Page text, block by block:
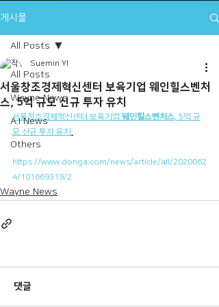
게시물
All Posts
Wayne News
A.I News
Others
All Posts
서울창조경제혁신센터 보육기업 웨인힐스벤처
스, 5억 규모 신규 투자 유치
Suemin YI
서울창조경제혁신센터 보육기업 웨인힐스벤처스, 5억 규
모 신규 투자 유치
https://www.donga.com/news/article/all/2020062
4/101669319/2
Wayne News
댓글